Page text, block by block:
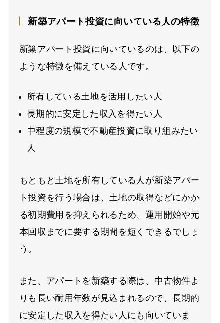
新築アパート投資に向いている人の特徴
新築アパート投資に向いているのは、以下の
ような特徴を備えている人です。
所有している土地を活用したい人
長期的に安定した収入を得たい人
中程度の規模で不動産投資に取り組みたい
人
もともと土地を所有している人が新築アパー
ト投資を行う場合は、土地の取得などにかか
る初期費用を抑えられるため、運用開始や元
本回収までに要する期間を短くできるでしょ
う。
また、アパートを新築する際は、中古物件よ
りも長い耐用年数が見込まれるので、長期的
に安定した収入を得たい人にも向いていま